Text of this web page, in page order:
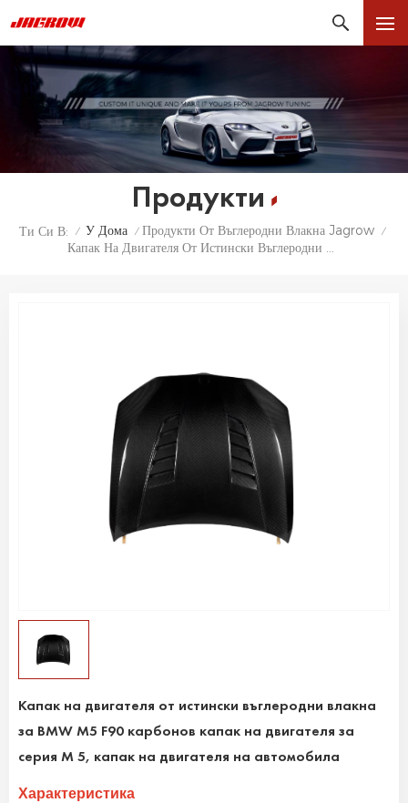
Продукти
Ти Си В: / У Дома / Продукти От Въглеродни Влакна Jagrow /
Капак на двигателя от истински въглеродни влакна
за BMW M5 F90 карбонов капак на двигателя за
серия M 5, капак на двигателя на автомобила
Характеристика